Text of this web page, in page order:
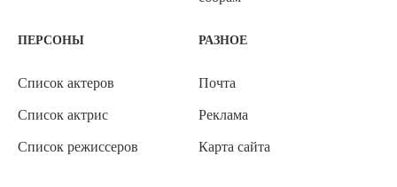
ПЕРСОНЫ
Список актеров
Список актрис
Список режиссеров
РАЗНОЕ
Почта
Реклама
Карта сайта